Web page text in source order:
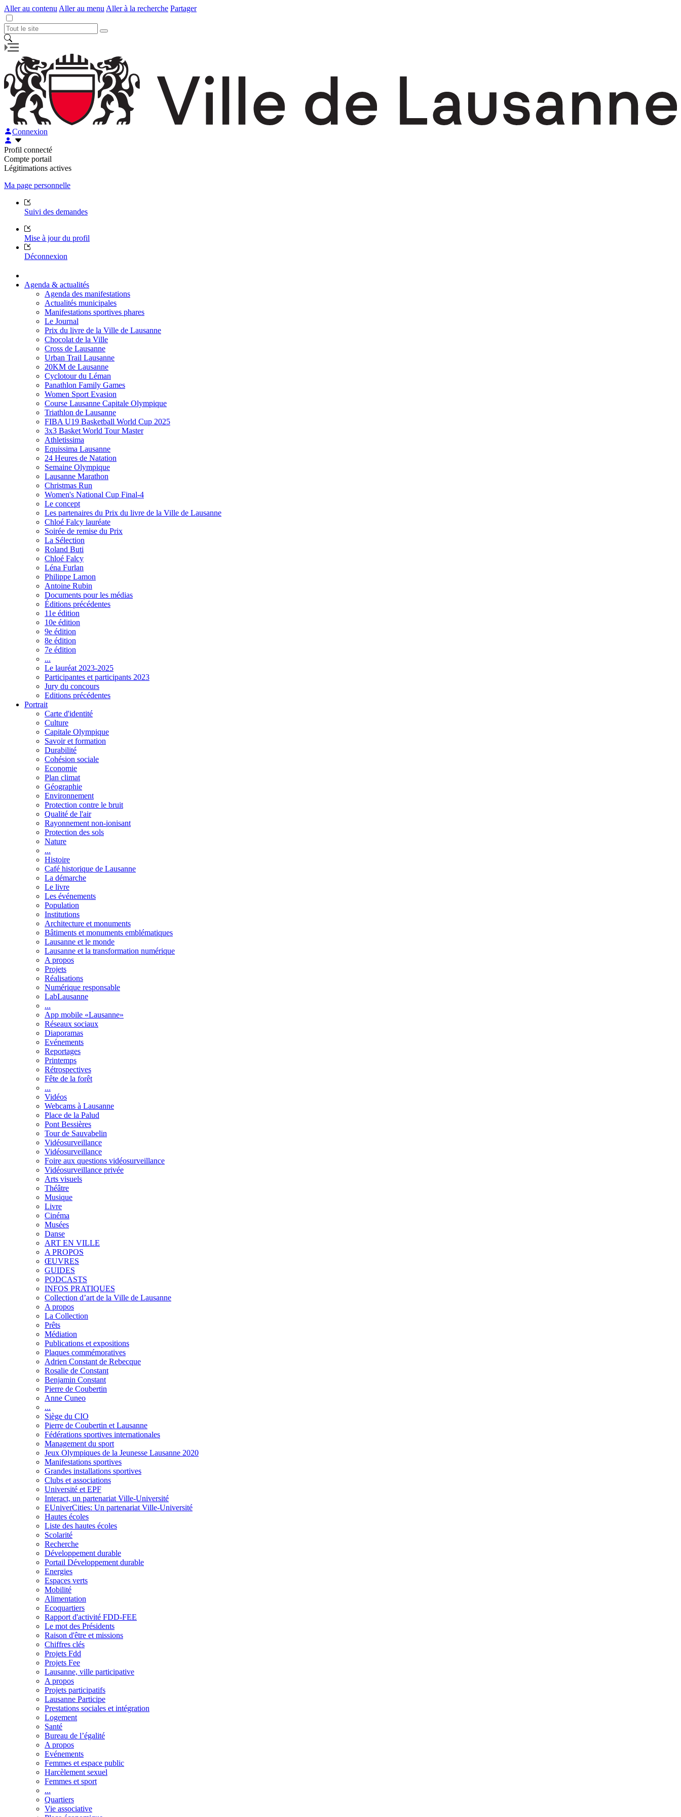
Aller au contenu Aller au menu Aller à la recherche Partager
Connexion
Profil connecté
Compte portail
Légitimations actives
Ma page personnelle
Suivi des demandes
Mise à jour du profil
Déconnexion
Agenda & actualités
Agenda des manifestations
Actualités municipales
Manifestations sportives phares
Le Journal
Prix du livre de la Ville de Lausanne
Chocolat de la Ville
Cross de Lausanne
Urban Trail Lausanne
20KM de Lausanne
Cyclotour du Léman
Panathlon Family Games
Women Sport Evasion
Course Lausanne Capitale Olympique
Triathlon de Lausanne
FIBA U19 Basketball World Cup 2025
3x3 Basket World Tour Master
Athletissima
Equissima Lausanne
24 Heures de Natation
Semaine Olympique
Lausanne Marathon
Christmas Run
Women's National Cup Final-4
Le concept
Les partenaires du Prix du livre de la Ville de Lausanne
Chloé Falcy lauréate
Soirée de remise du Prix
La Sélection
Roland Buti
Chloé Falcy
Léna Furlan
Philippe Lamon
Antoine Rubin
Documents pour les médias
Éditions précédentes
11e édition
10e édition
9e édition
8e édition
7e édition
...
Le lauréat 2023-2025
Participantes et participants 2023
Jury du concours
Editions précédentes
Portrait
Carte d'identité
Culture
Capitale Olympique
Savoir et formation
Durabilité
Cohésion sociale
Economie
Plan climat
Géographie
Environnement
Protection contre le bruit
Qualité de l'air
Rayonnement non-ionisant
Protection des sols
Nature
...
Histoire
Café historique de Lausanne
La démarche
Le livre
Les événements
Population
Institutions
Architecture et monuments
Bâtiments et monuments emblématiques
Lausanne et le monde
Lausanne et la transformation numérique
A propos
Projets
Réalisations
Numérique responsable
LabLausanne
...
App mobile «Lausanne»
Réseaux sociaux
Diaporamas
Evénements
Reportages
Printemps
Rétrospectives
Fête de la forêt
...
Vidéos
Webcams à Lausanne
Place de la Palud
Pont Bessières
Tour de Sauvabelin
Vidéosurveillance
Vidéosurveillance
Foire aux questions vidéosurveillance
Vidéosurveillance privée
Arts visuels
Théâtre
Musique
Livre
Cinéma
Musées
Danse
ART EN VILLE
A PROPOS
ŒUVRES
GUIDES
PODCASTS
INFOS PRATIQUES
Collection d’art de la Ville de Lausanne
A propos
La Collection
Prêts
Médiation
Publications et expositions
Plaques commémoratives
Adrien Constant de Rebecque
Rosalie de Constant
Benjamin Constant
Pierre de Coubertin
Anne Cuneo
...
Siège du CIO
Pierre de Coubertin et Lausanne
Fédérations sportives internationales
Management du sport
Jeux Olympiques de la Jeunesse Lausanne 2020
Manifestations sportives
Grandes installations sportives
Clubs et associations
Université et EPF
Interact, un partenariat Ville-Université
EUniverCities: Un partenariat Ville-Université
Hautes écoles
Liste des hautes écoles
Scolarité
Recherche
Développement durable
Portail Développement durable
Energies
Espaces verts
Mobilité
Alimentation
Ecoquartiers
Rapport d'activité FDD-FEE
Le mot des Présidents
Raison d'être et missions
Chiffres clés
Projets Fdd
Projets Fee
Lausanne, ville participative
A propos
Projets participatifs
Lausanne Participe
Prestations sociales et intégration
Logement
Santé
Bureau de l’égalité
A propos
Evénements
Femmes et espace public
Harcèlement sexuel
Femmes et sport
...
Quartiers
Vie associative